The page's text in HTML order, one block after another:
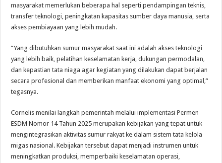
masyarakat memerlukan beberapa hal seperti pendampingan teknis,
transfer teknologi, peningkatan kapasitas sumber daya manusia, serta
akses pembiayaan yang lebih mudah.
“Yang dibutuhkan sumur masyarakat saat ini adalah akses teknologi
yang lebih baik, pelatihan keselamatan kerja, dukungan permodalan,
dan kepastian tata niaga agar kegiatan yang dilakukan dapat berjalan
secara profesional dan memberikan manfaat ekonomi yang optimal,”
tegasnya.
Cornelis menilai langkah pemerintah melalui implementasi Permen
ESDM Nomor 14 Tahun 2025 merupakan kebijakan yang tepat untuk
mengintegrasikan aktivitas sumur rakyat ke dalam sistem tata kelola
migas nasional. Kebijakan tersebut dapat menjadi instrumen untuk
meningkatkan produksi, memperbaiki keselamatan operasi,